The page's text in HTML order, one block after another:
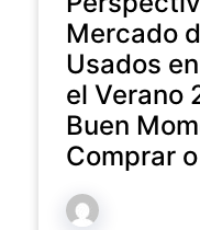
Mercado
Usados
el Verano
Buen
Comprar